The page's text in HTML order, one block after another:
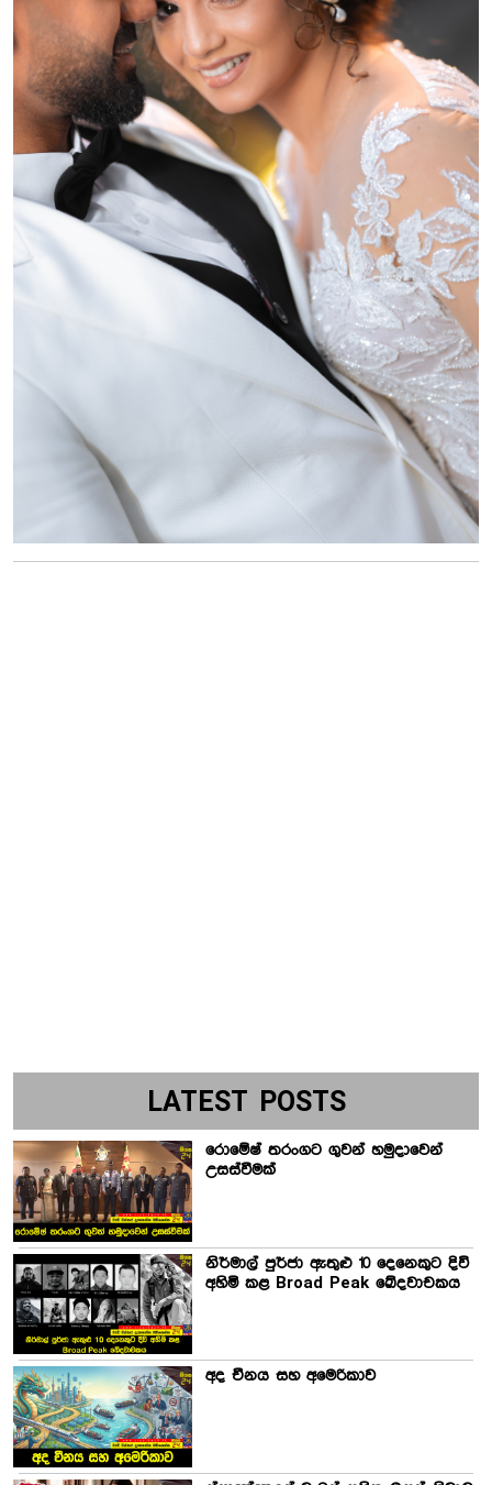
LATEST POSTS
රොමේෂ් තරංගට ගුවන් හමුදාවෙන්
උසස්වීමක්
නිර්මාල් පුර්ජා ඇතුළු 10 දෙනෙකුට දිවි
අහිමි කළ Broad Peak ඛේදවාචකය
අද චීනය සහ අමෙරිකාව